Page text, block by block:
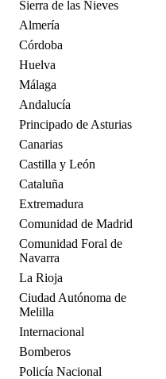
Sierra de las Nieves
Almería
Córdoba
Huelva
Málaga
Andalucía
Principado de Asturias
Canarias
Castilla y León
Cataluña
Extremadura
Comunidad de Madrid
Comunidad Foral de
Navarra
La Rioja
Ciudad Autónoma de
Melilla
Internacional
Bomberos
Policía Nacional